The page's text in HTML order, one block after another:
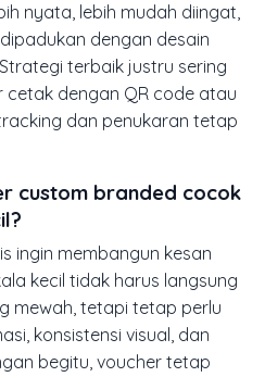
nyata, lebih mudah diingat,
dengan desain
terbaik justru sering
dengan QR code atau
dan penukaran tetap
custom branded cocok
ingin membangun kesan
kecil tidak harus langsung
mewah, tetapi tetap perlu
konsistensi visual, dan
begitu, voucher tetap